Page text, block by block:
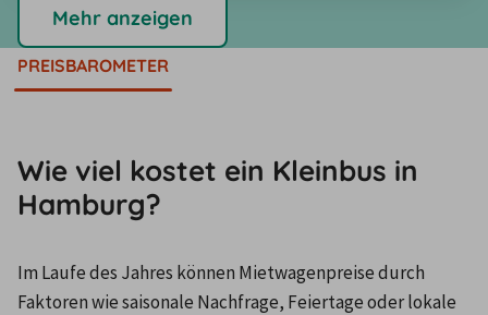
Mehr anzeigen
PREISBAROMETER
Wie viel kostet ein Kleinbus in
Hamburg?
Im Laufe des Jahres können Mietwagenpreise durch
Faktoren wie saisonale Nachfrage, Feiertage oder lokale